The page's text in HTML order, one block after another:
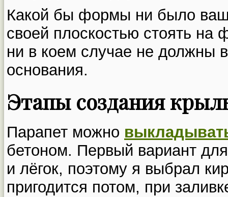
Какой бы формы ни было
своей плоскостью стоять на
ни в коем случае не должны
основания.
Этапы создания
Парапет можно
бетоном. Первый вариант
и лёгок, поэтому я выбрал
пригодится потом, при